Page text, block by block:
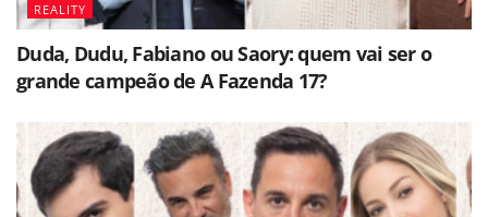
REALITY
Duda, Dudu, Fabiano ou Saory: quem vai ser o
grande campeão de A Fazenda 17?